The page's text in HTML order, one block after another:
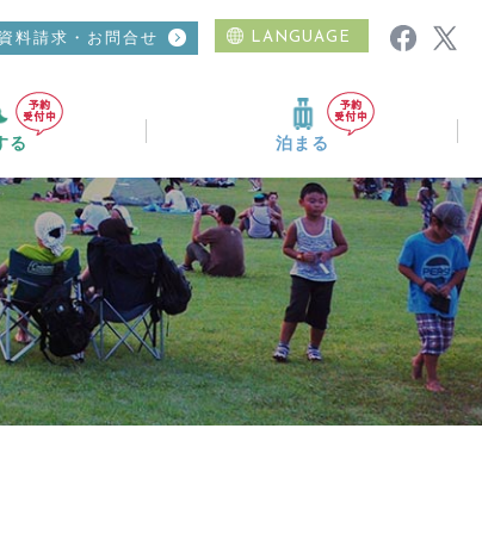
資料請求・お問合せ LANGUAGE
ムービーギャラリー
ニュース おすすめコース
日帰り入浴
る 泊まる